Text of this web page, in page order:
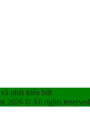
phát triển bởi
2026 © All rights reserved